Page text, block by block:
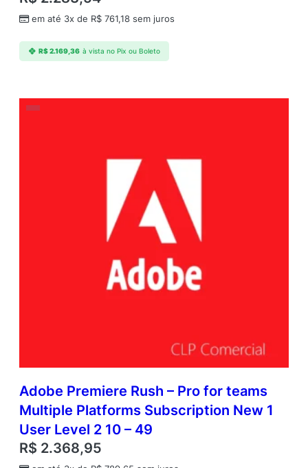
em até 3x de R$ 761,18 sem juros
R$2.169,36 à vista no Pix ou Boleto
Adobe Premiere Rush – Pro for teams
Multiple Platforms Subscription New 1
User Level 2 10 – 49
R$ 2.368,95